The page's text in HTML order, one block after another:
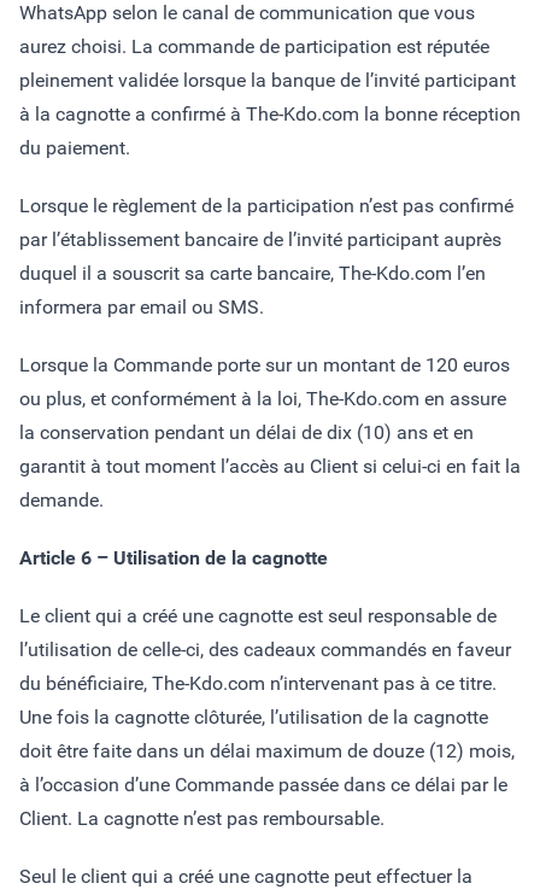
WhatsApp selon le canal de communication que vous
aurez choisi. La commande de participation est réputée
pleinement validée lorsque la banque de l’invité participant
à la cagnotte a confirmé à The-Kdo.com la bonne réception
du paiement.
Lorsque le règlement de la participation n’est pas confirmé
par l’établissement bancaire de l’invité participant auprès
duquel il a souscrit sa carte bancaire, The-Kdo.com l’en
informera par email ou SMS.
Lorsque la Commande porte sur un montant de 120 euros
ou plus, et conformément à la loi, The-Kdo.com en assure
la conservation pendant un délai de dix (10) ans et en
garantit à tout moment l’accès au Client si celui-ci en fait la
demande.
Article 6 – Utilisation de la cagnotte
Le client qui a créé une cagnotte est seul responsable de
l’utilisation de celle-ci, des cadeaux commandés en faveur
du bénéficiaire, The-Kdo.com n’intervenant pas à ce titre.
Une fois la cagnotte clôturée, l’utilisation de la cagnotte
doit être faite dans un délai maximum de douze (12) mois,
à l’occasion d’une Commande passée dans ce délai par le
Client. La cagnotte n’est pas remboursable.
Seul le client qui a créé une cagnotte peut effectuer la